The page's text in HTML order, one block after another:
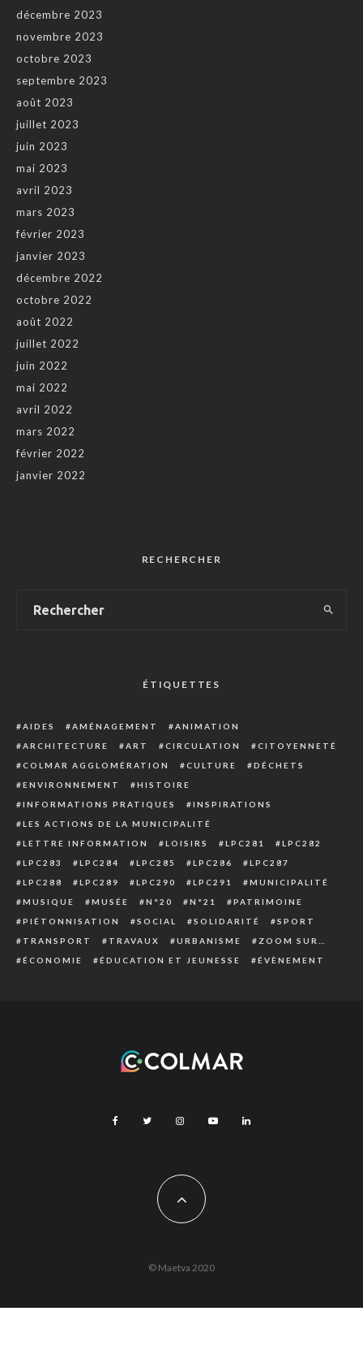
décembre 2023
novembre 2023
octobre 2023
septembre 2023
août 2023
juillet 2023
juin 2023
mai 2023
avril 2023
mars 2023
février 2023
janvier 2023
décembre 2022
octobre 2022
août 2022
juillet 2022
juin 2022
mai 2022
avril 2022
mars 2022
février 2022
janvier 2022
RECHERCHER
ÉTIQUETTES
AIDES AMÉNAGEMENT
ANIMATION
ARCHITECTURE
ART CIRCULATION
CITOYENNETÉ
COLMAR AGGLOMÉRATION
CULTURE
DÉCHETS
ENVIRONNEMENT
HISTOIRE
INFORMATIONS PRATIQUES
INSPIRATIONS
LES ACTIONS DE LA MUNICIPALITÉ
LETTRE INFORMATION
LOISIRS LPC281
LPC282
LPC283
LPC284 LPC285 LPC286
LPC287
LPC288
LPC289 LPC290 LPC291
MUNICIPALITÉ
MUSIQUE
MUSÉE N°20 N°21
PATRIMOINE
PIÉTONNISATION
SOCIAL SOLIDARITÉ
SPORT
TRANSPORT
TRAVAUX URBANISME
ZOOM SUR…
ÉCONOMIE
ÉDUCATION ET JEUNESSE ÉVÈNEMENT
© Maetva 2020